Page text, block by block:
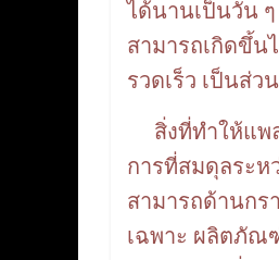
ได้นานเป็นวัน
สามารถเกิดขึ้
รวดเร็ว เป็นส่
สิ่งที่ทำให้แพ
การที่สมดุลระห
สามารถด้านกร
เฉพาะ ผลิตภัณ